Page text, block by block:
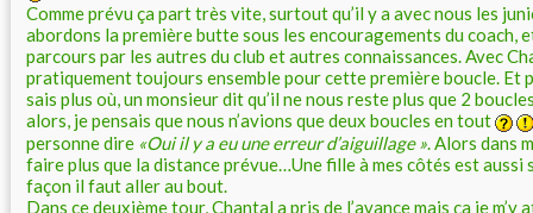
Comme prévu ça part très vite, surtout qu’il y a avec nous les
abordons la première butte sous les encouragements du coach,
parcours par les autres du club et autres connaissances. Avec
pratiquement toujours ensemble pour cette première boucle. Et
sais plus où, un monsieur dit qu’il ne nous reste plus que 2
alors, je pensais que nous n’avions que deux boucles en tout
personne dire «Oui il y a eu une erreur d’aiguillage ». Alors dans
faire plus que la distance prévue…Une fille à mes côtés est aussi
façon il faut aller au bout.
Dans ce deuxième tour, Chantal a pris de l’avance mais ça je m’y